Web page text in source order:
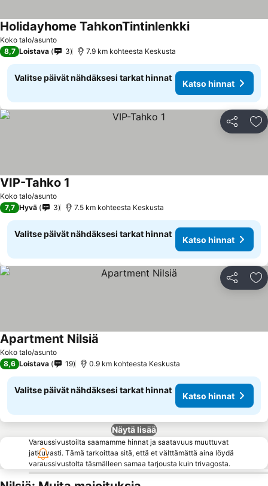
Koko talo/asunto
Holidayhome TahkonTintinlenkkiKatso hinnat
8,7 Loistava 3 7.9 km kohteesta Keskusta
Valitse päivät nähdäksesi tarkat hinnat
Katso hinnat
Jaa
Koko talo/asunto
VIP-Tahko 1
7,7 Hyvä 3 7.5 km kohteesta Keskusta
Valitse päivät nähdäksesi tarkat hinnat
Katso hinnat
Jaa
Koko talo/asunto
Apartment Nilsiä
8,6 Loistava 19 0.9 km kohteesta Keskusta
Valitse päivät nähdäksesi tarkat hinnat
Katso hinnat
Näytä lisää
Varaussivustoilta saamamme hinnat ja saatavuus muuttuvat
jatkuvasti. Tämä tarkoittaa sitä, että et välttämättä aina löydä
varaussivustolta täsmälleen samaa tarjousta kuin trivagosta.